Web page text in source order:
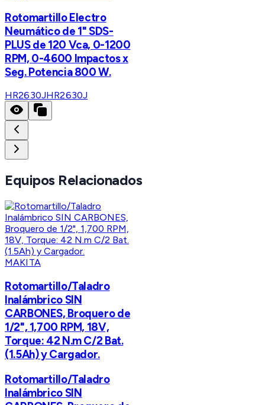
Rotomartillo Electro
Neumático de 1" SDS-
PLUS de 120 Vca, 0-1200
RPM, 0-4600 Impactos x
Seg. Potencia 800 W.
HR2630JHR2630J
Equipos Relacionados
MAKITA
Rotomartillo/Taladro
Inalámbrico SIN
CARBONES, Broquero de
1/2", 1,700 RPM, 18V,
Torque: 42 N.m C/2 Bat.
(1.5Ah) y Cargador.
Rotomartillo/Taladro
Inalámbrico SIN